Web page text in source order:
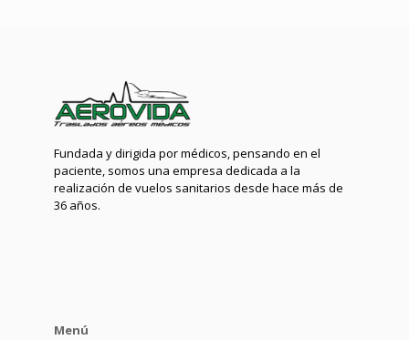
Fundada y dirigida por médicos, pensando en el
paciente, somos una empresa dedicada a la
realización de vuelos sanitarios desde hace más de
36 años.
Menú